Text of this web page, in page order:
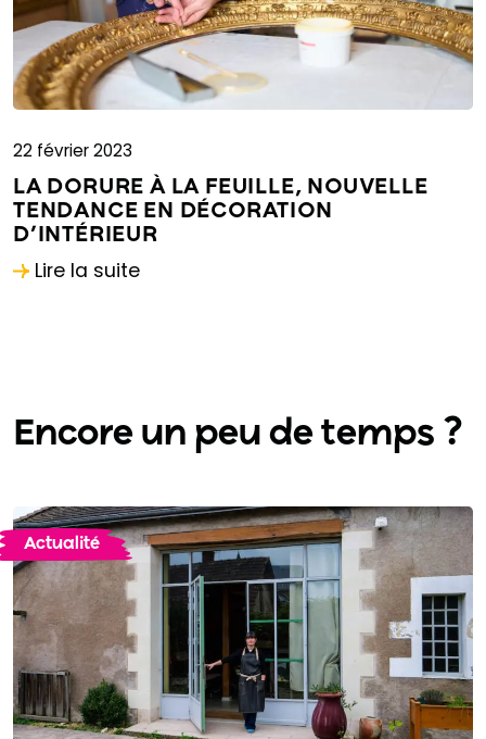
22 février 2023
LA DORURE À LA FEUILLE, NOUVELLE
TENDANCE EN DÉCORATION
D’INTÉRIEUR
Lire la suite
Encore un peu de temps ?
Actualité